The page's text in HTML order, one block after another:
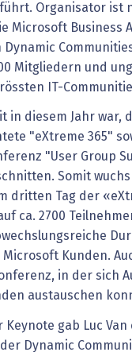
Organisator ist
Microsoft Business
Dynamic
Mitgliedern und
IT-
in diesem Jahr war,
"eXtreme 365"
"User Group
Somit
dritten Tag der
ca. 2700
Kunden.
in der sich
austauschen
Keynote gab Luc Van
Dynamic